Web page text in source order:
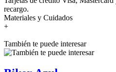
recargo.
Materiales y Cuidados
+
También te puede interesar